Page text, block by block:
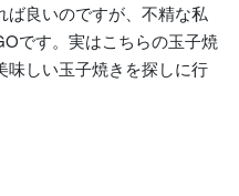
ば良いのですが、不精な私
です。実はこちらの玉子焼
味しい玉子焼きを探しに行
っ！！